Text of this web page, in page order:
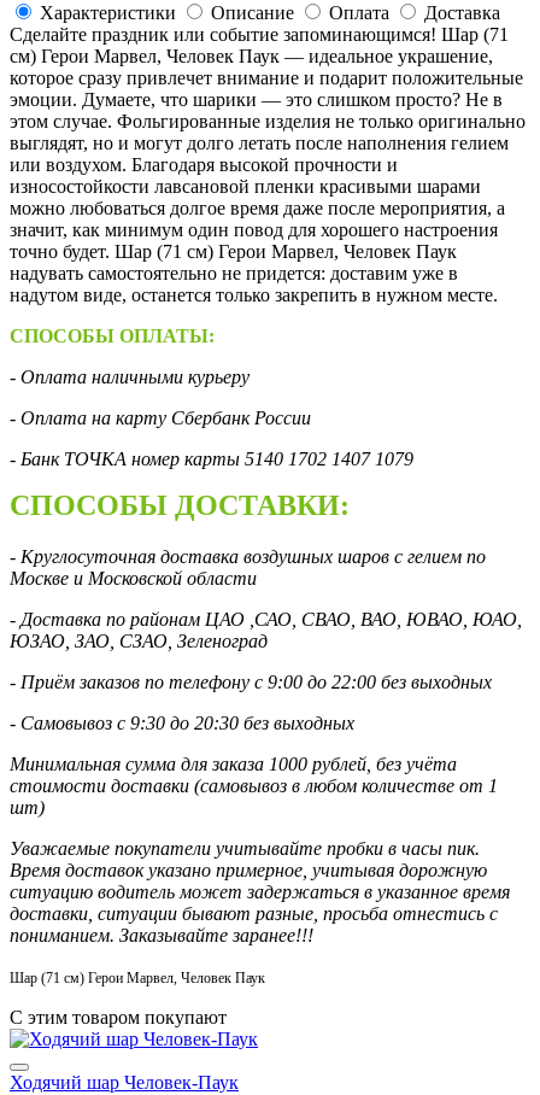
Характеристики Описание Оплата
Доставка
Сделайте праздник или событие запоминающимся! Шар (71
см) Герои Марвел, Человек Паук — идеальное украшение,
которое сразу привлечет внимание и подарит положительные
эмоции. Думаете, что шарики — это слишком просто? Не в
этом случае. Фольгированные изделия не только оригинально
выглядят, но и могут долго летать после наполнения гелием
или воздухом. Благодаря высокой прочности и
износостойкости лавсановой пленки красивыми шарами
можно любоваться долгое время даже после мероприятия, а
значит, как минимум один повод для хорошего настроения
точно будет. Шар (71 см) Герои Марвел, Человек Паук
надувать самостоятельно не придется: доставим уже в
надутом виде, останется только закрепить в нужном месте.
СПОСОБЫ ОПЛАТЫ:
- Оплата наличными курьеру
- Оплата на карту Сбербанк России
- Банк ТОЧКА номер карты 5140 1702 1407 1079
СПОСОБЫ ДОСТАВКИ:
- Круглосуточная доставка воздушных шаров с гелием по
Москве и Московской области
- Доставка по районам ЦАО ,САО, СВАО, ВАО, ЮВАО, ЮАО,
ЮЗАО, ЗАО, СЗАО, Зеленоград
- Приём заказов по телефону с 9:00 до 22:00 без выходных
- Самовывоз с 9:30 до 20:30 без выходных
Минимальная сумма для заказа 1000 рублей, без учёта
стоимости доставки (самовывоз в любом количестве от 1
шт)
Уважаемые покупатели учитывайте пробки в часы пик.
Время доставок указано примерное, учитывая дорожную
ситуацию водитель может задержаться в указанное время
доставки, ситуации бывают разные, просьба отнестись с
пониманием. Заказывайте заранее!!!
Шар (71 см) Герои Марвел, Человек Паук
С этим товаром покупают
Ходячий шар Человек-Паук